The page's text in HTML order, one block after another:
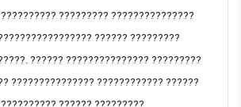
????????? ???????????????
?????? ?????????
?????? ??????????????? ?????????
??????????????? ???????????? ??????
?????? ?????????